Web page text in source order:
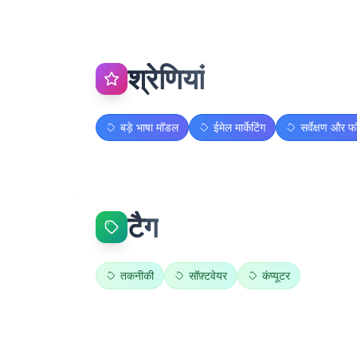
श्रेणियां
बड़े भाषा मॉडल ईमेल मार्केटिंग सर्वेक्षण और
टैग
तकनीकी सॉफ़्टवेयर कंप्यूटर